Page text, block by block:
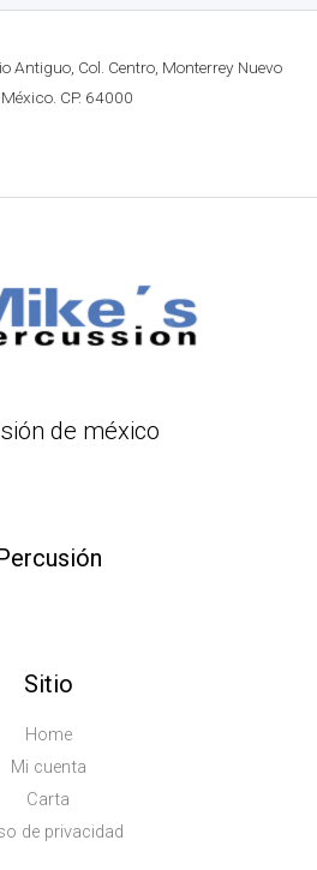
Antiguo, Col. Centro, Monterrey Nuevo
CP. 64000
de méxico
Sitio
Home
Mi cuenta
Carta
de privacidad